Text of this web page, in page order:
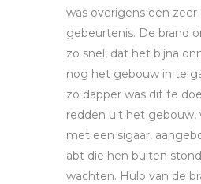
was overigens een zeer
gebeurtenis. De brand
zo snel, dat het bijna
nog het gebouw in te
zo dapper was dit te
redden uit het gebouw,
met een sigaar,
abt die hen buiten
wachten. Hulp van de